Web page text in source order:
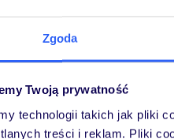
Zgoda
Twoją prywatność
technologii takich jak pliki
treści i reklam. Pliki
dla dzieci opieka nad dziećmi:
podgrzewana woda w